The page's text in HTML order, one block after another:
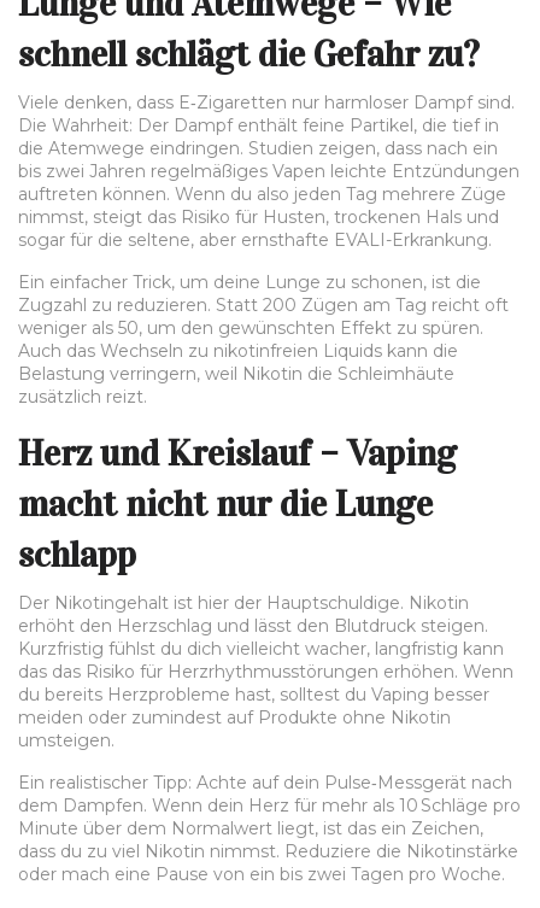
schnell schlägt die Gefahr zu?
Viele denken, dass E‑Zigaretten nur harmloser Dampf sind.
Die Wahrheit: Der Dampf enthält feine Partikel, die tief in
die Atemwege eindringen. Studien zeigen, dass nach ein
bis zwei Jahren regelmäßiges Vapen leichte Entzündungen
auftreten können. Wenn du also jeden Tag mehrere Züge
nimmst, steigt das Risiko für Husten, trockenen Hals und
sogar für die seltene, aber ernsthafte EVALI-Erkrankung.
Ein einfacher Trick, um deine Lunge zu schonen, ist die
Zugzahl zu reduzieren. Statt 200 Zügen am Tag reicht oft
weniger als 50, um den gewünschten Effekt zu spüren.
Auch das Wechseln zu nikotinfreien Liquids kann die
Belastung verringern, weil Nikotin die Schleimhäute
zusätzlich reizt.
Herz und Kreislauf – Vaping
macht nicht nur die Lunge
schlapp
Der Nikotingehalt ist hier der Hauptschuldige. Nikotin
erhöht den Herzschlag und lässt den Blutdruck steigen.
Kurzfristig fühlst du dich vielleicht wacher, langfristig kann
das das Risiko für Herzrhythmusstörungen erhöhen. Wenn
du bereits Herzprobleme hast, solltest du Vaping besser
meiden oder zumindest auf Produkte ohne Nikotin
umsteigen.
Ein realistischer Tipp: Achte auf dein Pulse‑Messgerät nach
dem Dampfen. Wenn dein Herz für mehr als 10 Schläge pro
Minute über dem Normalwert liegt, ist das ein Zeichen,
dass du zu viel Nikotin nimmst. Reduziere die Nikotinstärke
oder mach eine Pause von ein bis zwei Tagen pro Woche.